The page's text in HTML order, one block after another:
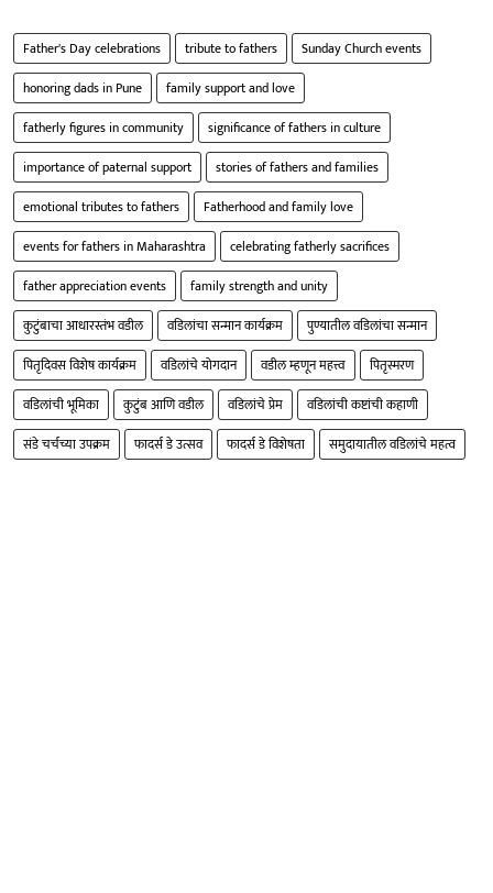
Father's Day celebrations tribute to fathers
Sunday Church events
honoring dads in Pune
family support and love
fatherly figures in community
significance of fathers in culture
importance of paternal support
stories of fathers and families
emotional tributes to fathers
Fatherhood and family love
events for fathers in Maharashtra
celebrating fatherly sacrifices
father appreciation events
family strength and unity
कुटुंबाचा आधारस्तंभ वडील
वडिलांचा सन्मान कार्यक्रम
पुण्यातील वडिलांचा सन्मान
पितृदिवस विशेष कार्यक्रम
वडिलांचे योगदान वडील म्हणून महत्त्व
पितृस्मरण
वडिलांची भूमिका
कुटुंब आणि वडील वडिलांचे प्रेम
वडिलांची कष्टांची कहाणी
संडे चर्चच्या उपक्रम
फादर्स डे उत्सव फादर्स डे विशेषता समुदायातील वडिलांचे महत्व